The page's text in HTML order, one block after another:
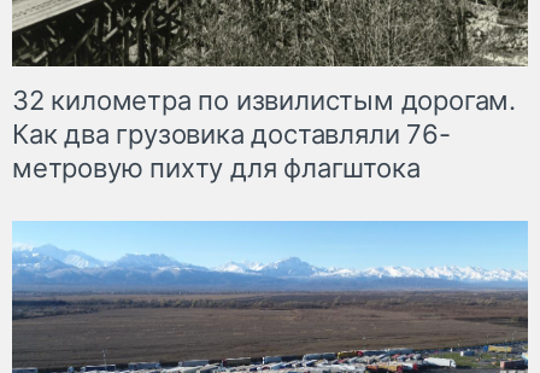
32 километра по извилистым дорогам.
Как два грузовика доставляли 76-
метровую пихту для флагштока